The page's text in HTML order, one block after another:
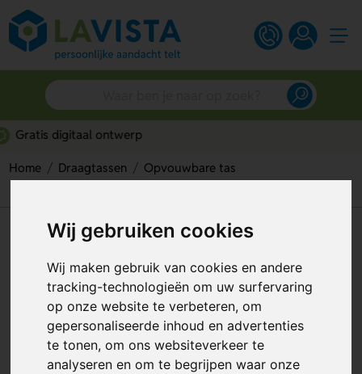
Wij gebruiken cookies
Wij maken gebruik van cookies en andere
tracking-technologieën om uw surfervaring
op onze website te verbeteren, om
gepersonaliseerde inhoud en advertenties
te tonen, om ons websiteverkeer te
analyseren en om te begrijpen waar onze
Home Draagtassen
Opvouwbare tas
Corni Opvouwbare Boodschappentas
Corni Opvouwbare
Boodschappentas
Artikelnummer:205582